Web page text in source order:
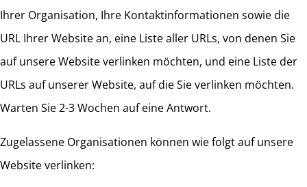
Ihrer Organisation, Ihre Kontaktinformationen sowie die
URL Ihrer Website an, eine Liste aller URLs, von denen Sie
auf unsere Website verlinken möchten, und eine Liste der
URLs auf unserer Website, auf die Sie verlinken möchten.
Warten Sie 2-3 Wochen auf eine Antwort.
Zugelassene Organisationen können wie folgt auf unsere
Website verlinken: